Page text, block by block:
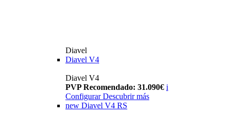
Diavel
Diavel V4
Diavel V4
PVP Recomendado: 31.090€ i
Configurar Descubrir más
new Diavel V4 RS